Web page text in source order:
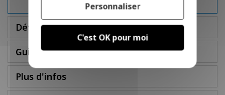
Détails
Guide des tailles
Plus d'infos
C'est OK pour moi
Personnaliser